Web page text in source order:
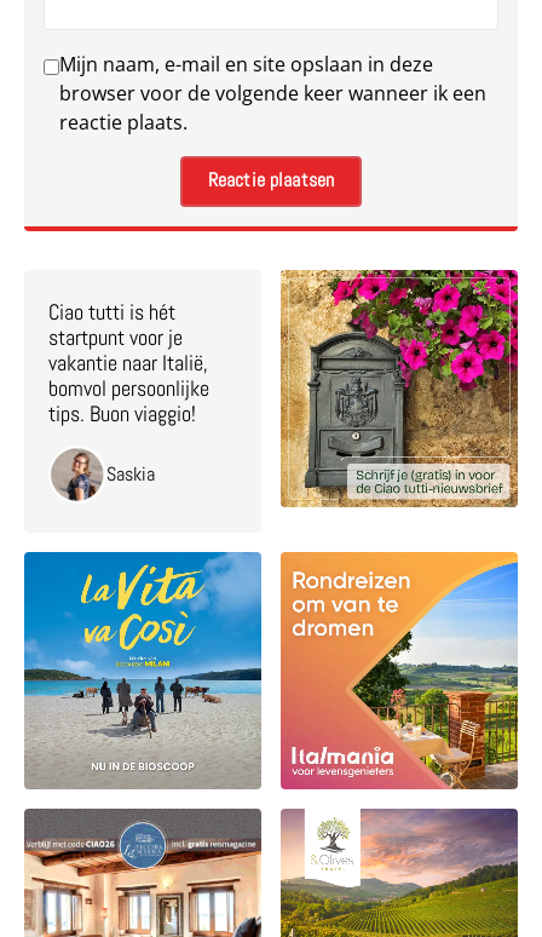
Mijn naam, e-mail en site opslaan in deze
browser voor de volgende keer wanneer ik een
reactie plaats.
Ciao tutti is hét
startpunt voor je
vakantie naar Italië,
bomvol persoonlijke
tips. Buon viaggio!
Saskia